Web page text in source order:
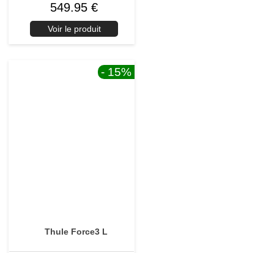
549.95 €
Voir le produit
- 15%
Thule Force3 L